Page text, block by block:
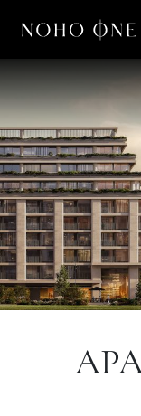
O NOHO
LIFESTYLE
O NAS
KONTAKT